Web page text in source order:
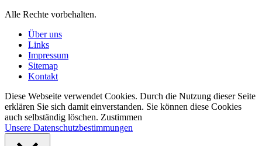
Alle Rechte vorbehalten.
Über uns
Links
Impressum
Sitemap
Kontakt
Diese Webseite verwendet Cookies. Durch die Nutzung dieser Seite
erklären Sie sich damit einverstanden. Sie können diese Cookies
auch selbständig löschen. Zustimmen
Unsere Datenschutzbestimmungen